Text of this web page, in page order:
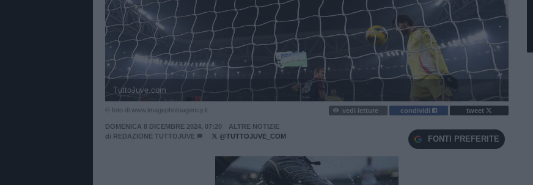
TuttoJuve.com
© foto di www.imagephotoagency.it vedi letture condividi tweet
DOMENICA 8 DICEMBRE 2024, 07:20
ALTRE NOTIZIE
di REDAZIONE TUTTOJUVE @TUTTOJUVE_COM FONTI PREFERITE